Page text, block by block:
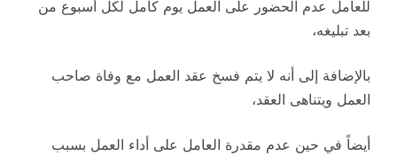
للعامل عدم الحضور على العمل يوم كامل لكل أسبوع من
بعد تبليغه،
بالإضافة إلى أنه لا يتم فسخ عقد العمل مع وفاة صاحب
العمل ويتناهى العقد،
أيضاً في حين عدم مقدرة العامل على أداء العمل بسبب